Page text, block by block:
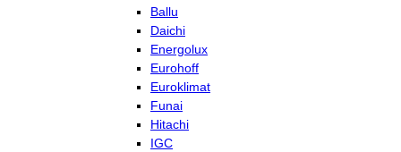
Ballu
Daichi
Energolux
Eurohoff
Euroklimat
Funai
Hitachi
IGC